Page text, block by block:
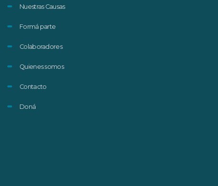
Nuestras Causas
Formá parte
Colaboradores
Quienes somos
Contacto
Doná